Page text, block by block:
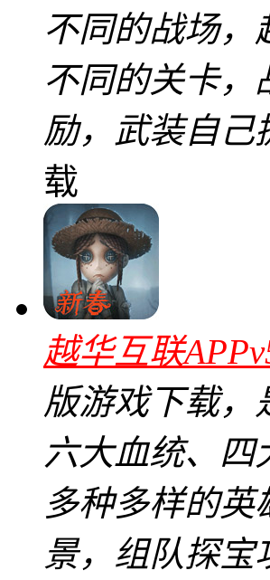
不同的战场，
不同的关卡，
励，武装自己
载
越华互联
版游戏下载，
六大血统、四
多种多样的
景，组队探